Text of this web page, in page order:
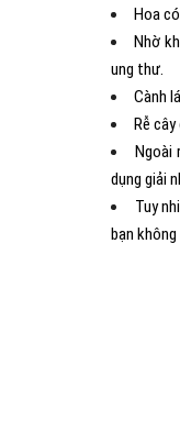
Hoa
Nhờ
ung thư.
Cành
Rễ
Ngoài
dụng giải
Tuy
bạn